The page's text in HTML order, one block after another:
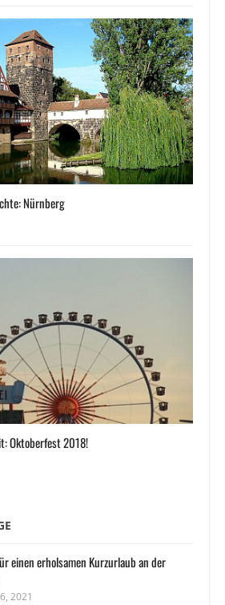
Nürnberg
Oktoberfest 2018!
einen erholsamen Kurzurlaub an der
2021